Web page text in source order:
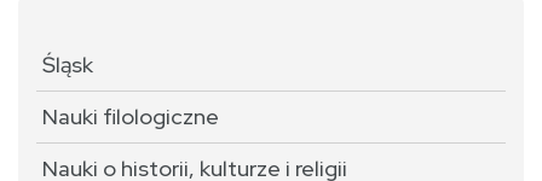
Śląsk
Nauki filologiczne
Nauki o historii, kulturze i religii